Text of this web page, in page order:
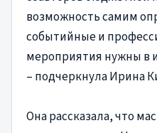
возможность самим
событийные и
мероприятия нужны в
– подчеркнула Ирина
Она рассказала, что